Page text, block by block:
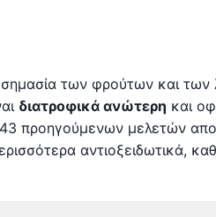
των φρούτων και των
διατροφικά ανώτερη και
προηγούμενων μελετών
αντιοξειδωτικά,